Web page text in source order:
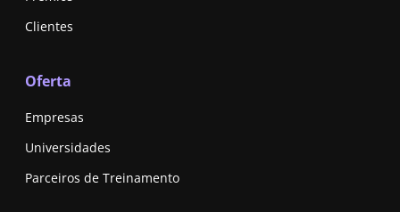
Clientes
Oferta
Empresas
Universidades
Parceiros de Treinamento